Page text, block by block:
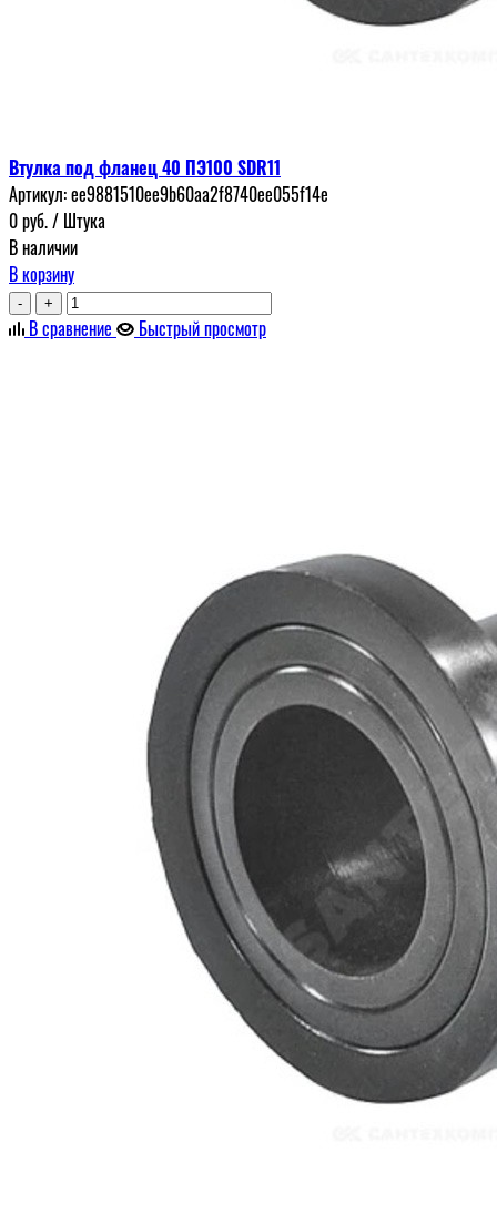
Втулка под фланец 40 ПЭ100 SDR11
Артикул:ee9881510ee9b60aa2f8740ee055f14e
0руб./ Штука
В наличии
В корзину
- +
В сравнение Быстрый просмотр